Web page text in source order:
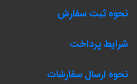
نحوه ثبت سفارش
شرایط پرداخت
نحوه ارسال سفارشات